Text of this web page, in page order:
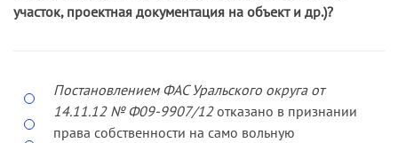
участок, проектная документация на объект и др.)?
Постановлением ФАС Уральского округа от
14.11.12 № Ф09-­9907/12отказано в признании
права собственности на само­ вольную